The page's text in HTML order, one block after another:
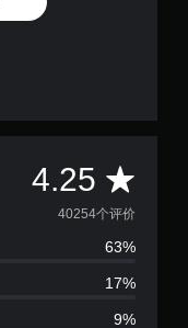
4.25 平
均
评
价
40254个评价
63%
17%
9%